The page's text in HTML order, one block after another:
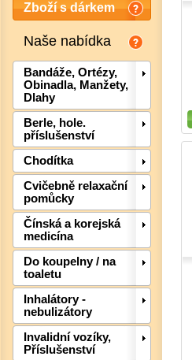
Zboží s dárkem
Naše nabídka
Bandáže, Ortézy,
Obinadla, Manžety,
Dlahy
Berle, hole.
příslušenství
Chodítka
Cvičebně relaxační
pomůcky
Čínská a korejská
medicína
Do koupelny / na
toaletu
Inhalátory -
nebulizátory
Invalidní vozíky,
Příslušenství
Detail